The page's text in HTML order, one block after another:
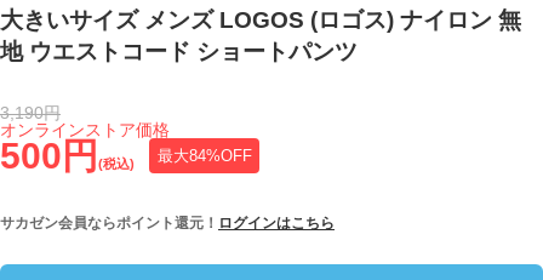
大きいサイズ メンズ LOGOS (ロゴス) ナイロン 無
地 ウエストコード ショートパンツ
500円 (税込) 最大84%OFF
オンラインストア価格
3,190円
サカゼン会員ならポイント還元！ ログインはこちら